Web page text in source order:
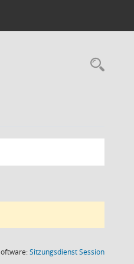
SitzungsdienstSession(Wird in